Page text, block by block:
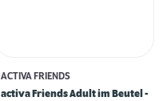
ACTIVA FRIENDS
activa Friends Adult im Beutel -